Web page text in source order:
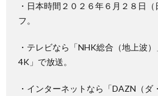
・日本時間２０２６年６月２８日
フ。
・テレビなら「NHK総合（地上波
4K」で放送。
・インターネットなら「DAZN（ダ